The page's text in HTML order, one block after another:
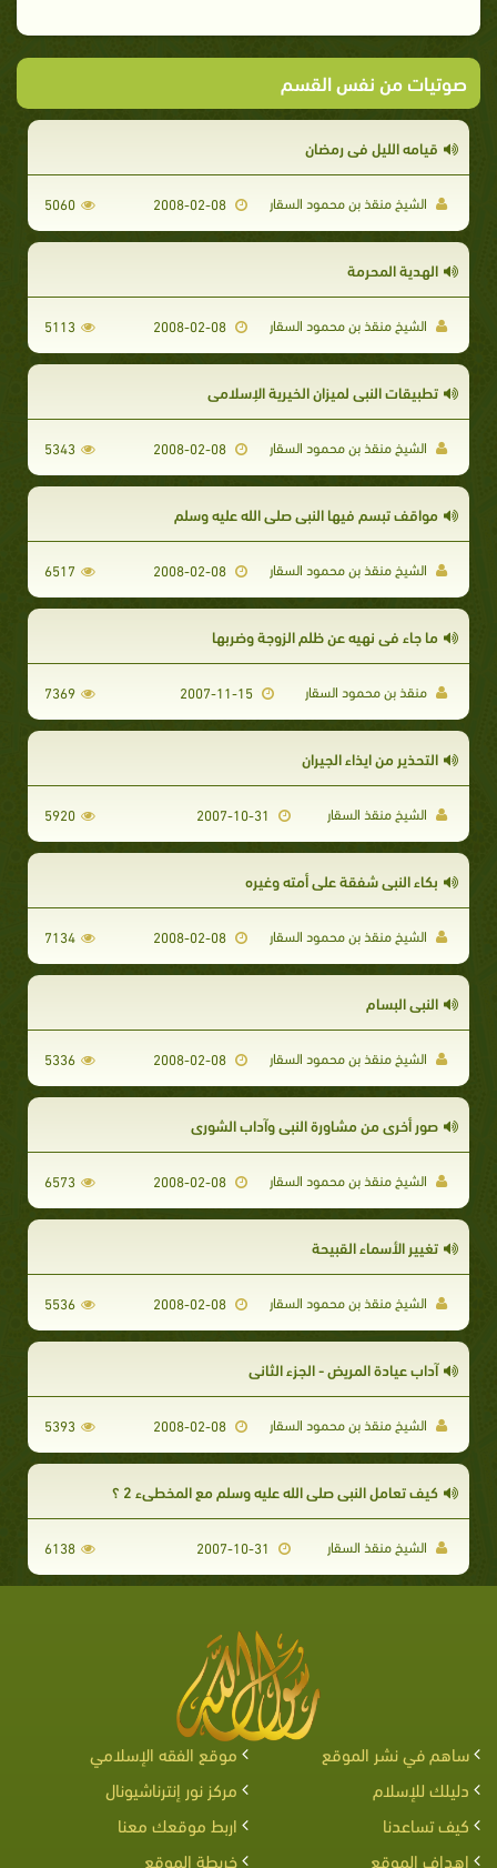
صوتيات من نفس القسم
قيامه الليل في رمضان
الشيخ منقذ بن محمود السقار 2008-02-08
5060
الهدية المحرمة
الشيخ منقذ بن محمود السقار 2008-02-08
5113
تطبيقات النبي لميزان الخيرية الإسلامي
الشيخ منقذ بن محمود السقار 2008-02-08
5343
مواقف تبسم فيها النبي صلى الله عليه وسلم
الشيخ منقذ بن محمود السقار 2008-02-08
6517
ما جاء في نهيه عن ظلم الزوجة وضربها
منقذ بن محمود السقار 2007-11-15
7369
التحذير من ايذاء الجيران
الشيخ منقذ السقار 5920
بكاء النبي شفقة على أمته وغيره
الشيخ منقذ بن محمود السقار 2008-02-08
7134
النبي البسام
الشيخ منقذ بن محمود السقار 2008-02-08
5336
صور أخرى من مشاورة النبي وآداب الشورى
الشيخ منقذ بن محمود السقار 2008-02-08
6573
تغيير الأسماء القبيحة
الشيخ منقذ بن محمود السقار 2008-02-08
5536
آداب عيادة المريض - الجزء الثاني
الشيخ منقذ بن محمود السقار 2008-02-08
5393
كيف تعامل النبى صلى الله عليه وسلم مع المخطىء 2 ؟
الشيخ منقذ السقار 6138
ساهم في نشر الموقع
موقع الفقه الإسلامي
دليلك للإسلام
مركز نور إنترناشيونال
كيف تساعدنا
اربط موقعك معنا
اهداف الموقع
خريطة الموقع